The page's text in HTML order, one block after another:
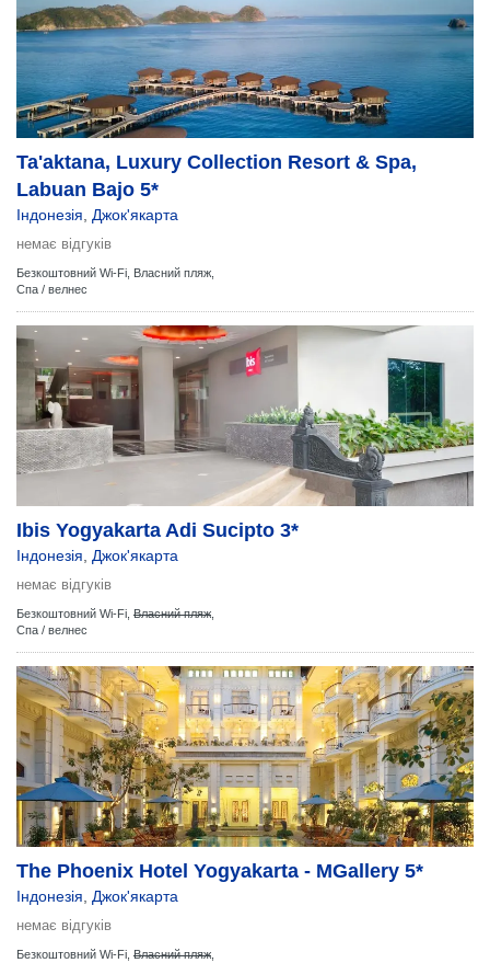
Ta'aktana, Luxury Collection Resort & Spa,
Labuan Bajo 5*
Індонезія Джок'якарта
немає відгуків
Безкоштовний Wi-Fi, Власний пляж,
Спа / велнес
Ibis Yogyakarta Adi Sucipto 3*
Індонезія Джок'якарта
немає відгуків
Безкоштовний Wi-Fi, Власний пляж
Спа / велнес
The Phoenix Hotel Yogyakarta - MGallery 5*
Індонезія Джок'якарта
немає відгуків
Безкоштовний Wi-Fi, Власний пляж